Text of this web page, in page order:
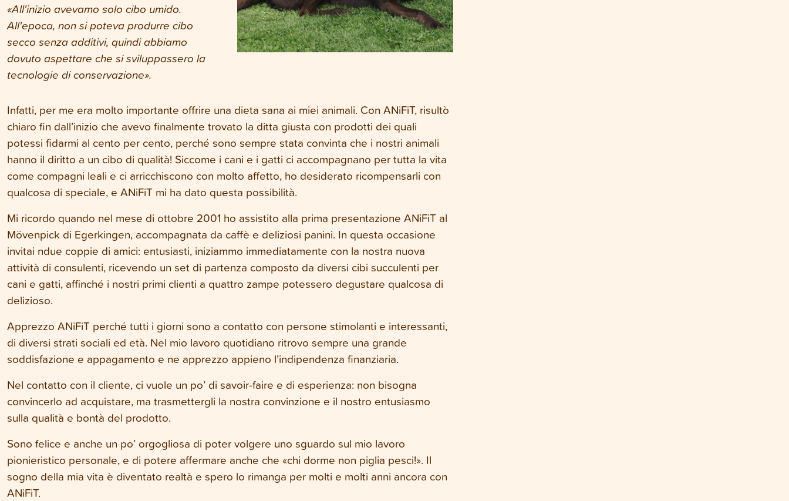
«All'inizio avevamo solo cibo umido.
All'epoca, non si poteva produrre cibo
secco senza additivi, quindi abbiamo
dovuto aspettare che si sviluppassero la
tecnologie di conservazione».
Infatti, per me era molto importante offrire una dieta sana ai miei animali. Con ANiFiT, risultò
chiaro fin dall’inizio che avevo finalmente trovato la ditta giusta con prodotti dei quali
potessi fidarmi al cento per cento, perché sono sempre stata convinta che i nostri animali
hanno il diritto a un cibo di qualità! Siccome i cani e i gatti ci accompagnano per tutta la vita
come compagni leali e ci arricchiscono con molto affetto, ho desiderato ricompensarli con
qualcosa di speciale, e ANiFiT mi ha dato questa possibilità.
Mi ricordo quando nel mese di ottobre 2001 ho assistito alla prima presentazione ANiFiT al
Mövenpick di Egerkingen, accompagnata da caffè e deliziosi panini. In questa occasione
invitai ndue coppie di amici: entusiasti, iniziammo immediatamente con la nostra nuova
attività di consulenti, ricevendo un set di partenza composto da diversi cibi succulenti per
cani e gatti, affinché i nostri primi clienti a quattro zampe potessero degustare qualcosa di
delizioso.
Apprezzo ANiFiT perché tutti i giorni sono a contatto con persone stimolanti e interessanti,
di diversi strati sociali ed età. Nel mio lavoro quotidiano ritrovo sempre una grande
soddisfazione e appagamento e ne apprezzo appieno l’indipendenza finanziaria.
Nel contatto con il cliente, ci vuole un po’ di savoir-faire e di esperienza: non bisogna
convincerlo ad acquistare, ma trasmettergli la nostra convinzione e il nostro entusiasmo
sulla qualità e bontà del prodotto.
Sono felice e anche un po’ orgogliosa di poter volgere uno sguardo sul mio lavoro
pionieristico personale, e di potere affermare anche che «chi dorme non piglia pesci!». Il
sogno della mia vita è diventato realtà e spero lo rimanga per molti e molti anni ancora con
ANiFiT.